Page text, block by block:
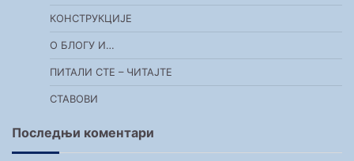
КОНСТРУКЦИЈЕ
О БЛОГУ И…
ПИТАЛИ СТЕ – ЧИТАЈТЕ
СТАВОВИ
Последњи коментари